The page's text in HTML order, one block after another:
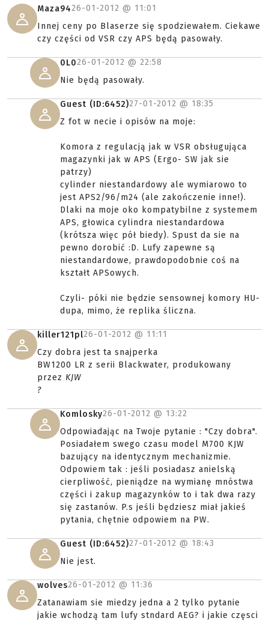
Maza9426-01-2012 @ 11:01
Innej ceny po Blaserze się spodziewałem. Ciekawe
czy części od VSR czy APS będą pasowały.
0L026-01-2012 @ 22:58
Nie będą pasowały.
Guest (ID:6452)27-01-2012 @ 18:35
Z fot w necie i opisów na moje:
Komora z regulacją jak w VSR obsługująca
magazynki jak w APS (Ergo- SW jak sie
patrzy)
cylinder niestandardowy ale wymiarowo to
jest APS2/96/m24 (ale zakończenie inne!).
Dlaki na moje oko kompatybilne z systemem
APS, głowica cylindra niestandardowa
(krótsza więc pół biedy). Spust da sie na
pewno dorobić :D. Lufy zapewne są
niestandardowe, prawdopodobnie coś na
kształt APSowych.
Czyli- póki nie będzie sensownej komory HU-
dupa, mimo, że replika śliczna.
killer121pl26-01-2012 @ 11:11
Czy dobra jest ta snajperka
BW1200 LR z serii Blackwater, produkowany
przez KJW
?
Komlosky26-01-2012 @ 13:22
Odpowiadając na Twoje pytanie : "Czy dobra".
Posiadałem swego czasu model M700 KJW
bazujący na identycznym mechanizmie.
Odpowiem tak : jeśli posiadasz anielską
cierpliwość, pieniądze na wymianę mnóstwa
części i zakup magazynków to i tak dwa razy
się zastanów. P.s jeśli będziesz miał jakieś
pytania, chętnie odpowiem na PW.
Guest (ID:6452)27-01-2012 @ 18:43
Nie jest.
wolves26-01-2012 @ 11:36
Zatanawiam sie miedzy jedna a 2 tylko pytanie
jakie wchodzą tam lufy stndard AEG? i jakie częsci